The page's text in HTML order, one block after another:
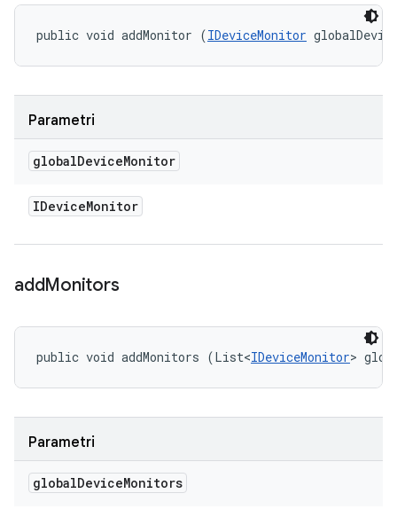
public void addMonitor (IDeviceMonitor
Parametri
globalDeviceMonitor
IDeviceMonitor
addMonitors
public void addMonitors (List<IDeviceMonitor>
Parametri
globalDeviceMonitors